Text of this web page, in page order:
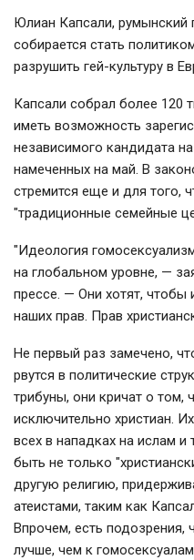
Юлиан Капсали, румынский
собирается стать
разрушить гей-культуру в
Капсали собрал более 120
иметь возможность
независимого кандидата
намеченных на май. В
стремится еще и для того,
"традиционные семейные
"Идеология
на глобальном уровне, —
прессе. — Они хотят, чтобы
наших прав. Прав
Не первый раз замечено,
рвутся в политические
трибуны, они кричат о том,
исключительно христиан.
всех в нападках на ислам и
быть не только
другую религию,
атеистами, таким как
Впрочем, есть подозрения,
лучше, чем к